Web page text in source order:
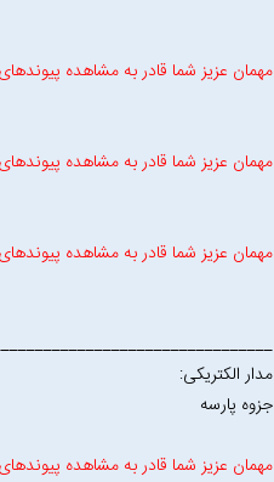
مهمان عزیز شما قادر به مشاهده
مهمان عزیز شما قادر به مشاهده
مهمان عزیز شما قادر به مشاهده
مدار الکتریکی:
جزوه پارسه
مهمان عزیز شما قادر به مشاهده